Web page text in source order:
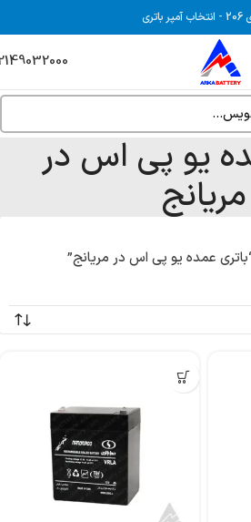
- انتخاب آمپر باتری
یو پی اس در
مریانج
عمده یو پی اس در مریانج”